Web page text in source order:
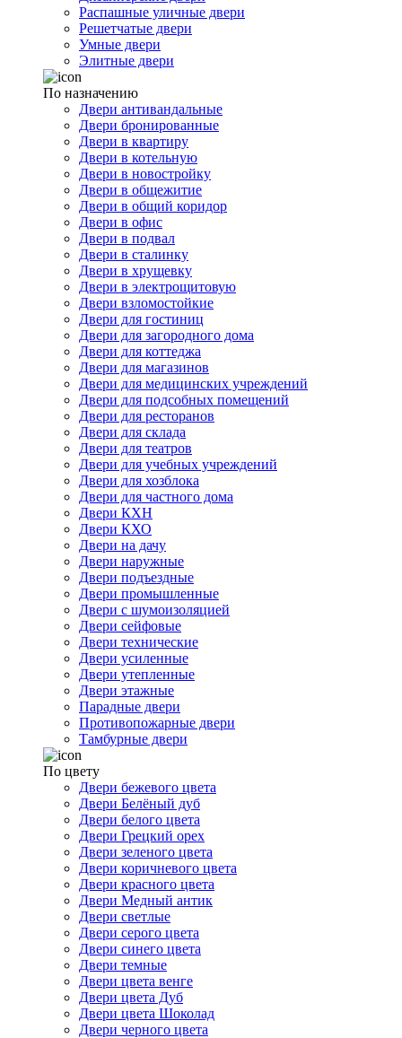
Распашные уличные двери
Решетчатые двери
Умные двери
Элитные двери
По назначению
Двери антивандальные
Двери бронированные
Двери в квартиру
Двери в котельную
Двери в новостройку
Двери в общежитие
Двери в общий коридор
Двери в офис
Двери в подвал
Двери в сталинку
Двери в хрущевку
Двери в электрощитовую
Двери взломостойкие
Двери для гостиниц
Двери для загородного дома
Двери для коттеджа
Двери для магазинов
Двери для медицинских учреждений
Двери для подсобных помещений
Двери для ресторанов
Двери для склада
Двери для театров
Двери для учебных учреждений
Двери для хозблока
Двери для частного дома
Двери КХН
Двери КХО
Двери на дачу
Двери наружные
Двери подъездные
Двери промышленные
Двери с шумоизоляцией
Двери сейфовые
Двери технические
Двери усиленные
Двери утепленные
Двери этажные
Парадные двери
Противопожарные двери
Тамбурные двери
По цвету
Двери бежевого цвета
Двери Белёный дуб
Двери белого цвета
Двери Грецкий орех
Двери зеленого цвета
Двери коричневого цвета
Двери красного цвета
Двери Медный антик
Двери светлые
Двери серого цвета
Двери синего цвета
Двери темные
Двери цвета венге
Двери цвета Дуб
Двери цвета Шоколад
Двери черного цвета